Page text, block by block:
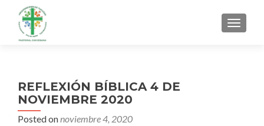
MENU
REFLEXIÓN BÍBLICA 4 DE
NOVIEMBRE 2020
Posted onnoviembre 4, 2020